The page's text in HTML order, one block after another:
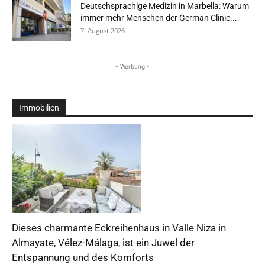
Deutschsprachige Medizin in Marbella: Warum
immer mehr Menschen der German Clinic...
7. August 2026
- Werbung -
Immobilien
Dieses charmante Eckreihenhaus in Valle Niza in
Almayate, Vélez-Málaga, ist ein Juwel der
Entspannung und des Komforts